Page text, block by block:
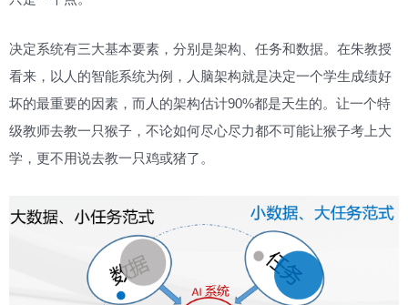
决定系统有三大基本要素，分别是架构、任务和数据。在朱教授
看来，以人的智能系统为例，人脑架构就是决定一个学生成绩好
坏的最重要的因素，而人的架构估计90%都是天生的。让一个特
级教师去教一只猴子，不论如何尽心尽力都不可能让猴子考上大
学，更不用说去教一只鸡或猪了。